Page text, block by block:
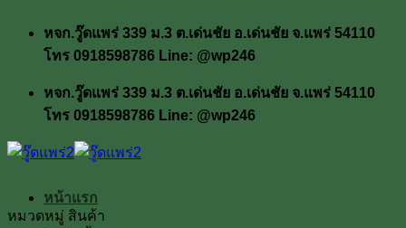
เนื้อหา
หจก.วู๊ดแพร่ 339 ม.3 ต.เด่นชัย อ.เด่นชัย จ.แพร่ 54110
โทร 0918598786 Line: @wp246
หจก.วู๊ดแพร่ 339 ม.3 ต.เด่นชัย อ.เด่นชัย จ.แพร่ 54110
โทร 0918598786 Line: @wp246
หน้าแรก
หมวดหมู่ สินค้า